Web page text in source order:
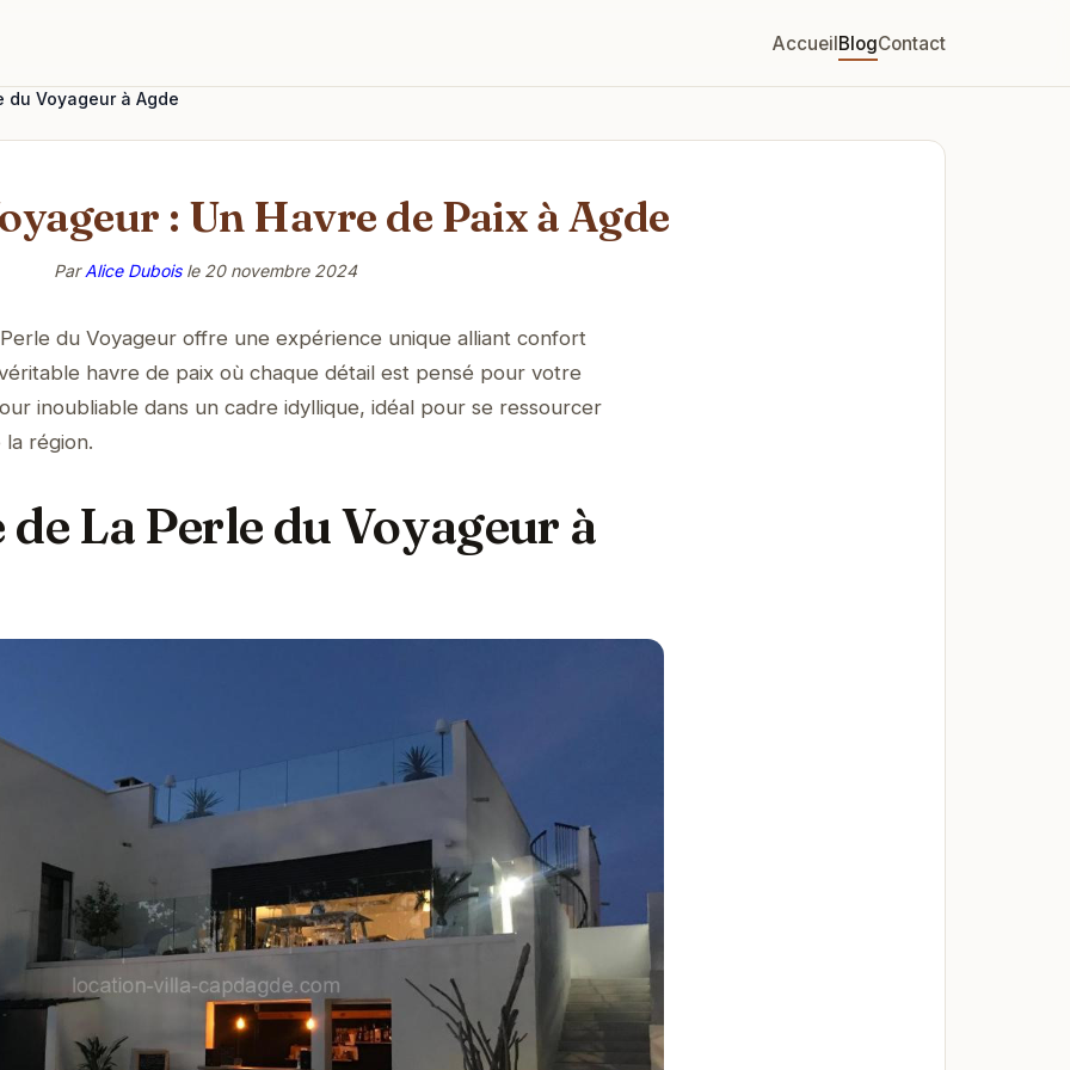
AccueilBlogContact
du Voyageur à Agde
: Un Havre de Paix à Agde
ParAlice Duboisle 20 novembre 2024
du Voyageur offre une expérience unique alliant confort
havre de paix où chaque détail est pensé pour votre
inoubliable dans un cadre idyllique, idéal pour se ressourcer
région.
La Perle du Voyageur à